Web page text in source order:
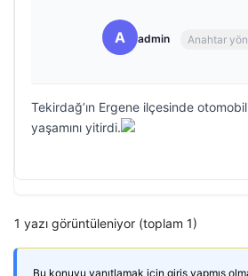
A admin Anahtar
Tekirdağ’ın Ergene ilçesinde
yaşamını yitirdi.
1 yazı görüntüleniyor (toplam 1)
Bu konuyu yanıtlamak için giriş yapmış